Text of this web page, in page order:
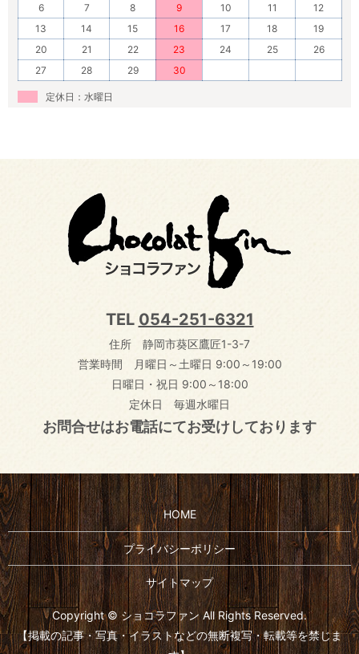
6
7 8 9 10 11
12
13
14 15 16 17 18
19
20
21 22 23 24 25
26
27
28 29 30
定休日：水曜日
TEL 054-251-6321
住所 静岡市葵区鷹匠1-3-7
営業時間 月曜日～土曜日 9:00～19:00
日曜日・祝日 9:00～18:00
定休日 毎週水曜日
お問合せはお電話にてお受けしております
HOME
プライバシーポリシー
サイトマップ
Copyright © ショコラファン All Rights Reserved.
【掲載の記事・写真・イラストなどの無断複写・転載等を禁じま